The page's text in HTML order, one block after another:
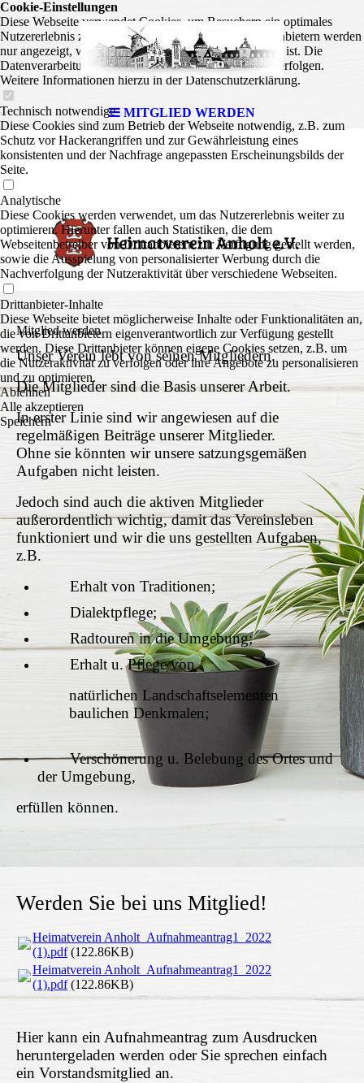
MITGLIED WERDEN
175 Jahre
Mitglied werden
Unser Verein lebt von seinen Mitgliedern.
Die Mitglieder sind die Basis unserer Arbeit.
In erster Linie sind wir angewiesen auf die
regelmäßigen Beiträge unserer Mitglieder.
Ohne sie könnten wir unsere satzungsgemäßen
Aufgaben nicht leisten.
Jedoch sind auch die aktiven Mitglieder
außerordentlich wichtig, damit das Vereinsleben
funktioniert und wir die uns gestellten Aufgaben,
z.B.
Erhalt von Traditionen;
Dialektpflege;
Radtouren in die Umgebung;
Erhalt u. Pflege von
natürlichen Landschaftselementen
baulichen Denkmalen;
Verschönerung u. Belebung des Ortes und
der Umgebung,
erfüllen können.
Werden Sie bei uns Mitglied!
Heimatverein Anholt_Aufnahmeantrag1_2022
(1).pdf(122.86KB)
Heimatverein Anholt_Aufnahmeantrag1_2022
(1).pdf(122.86KB)
Hier kann ein Aufnahmeantrag zum Ausdrucken
heruntergeladen werden oder Sie sprechen einfach
ein Vorstandsmitglied an.
Cookie-Einstellungen
Diese Webseite verwendet Cookies, um Besuchern ein optimales
Nutzererlebnis zu bieten. Bestimmte Inhalte von Drittanbietern werden
nur angezeigt, wenn die entsprechende Option aktiviert ist. Die
Datenverarbeitung kann dann auch in einem Drittland erfolgen.
Weitere Informationen hierzu in der Datenschutzerklärung.
Technisch notwendige
Diese Cookies sind zum Betrieb der Webseite notwendig, z.B. zum
Schutz vor Hackerangriffen und zur Gewährleistung eines
konsistenten und der Nachfrage angepassten Erscheinungsbilds der
Seite.
Analytische
Diese Cookies werden verwendet, um das Nutzererlebnis weiter zu
optimieren. Hierunter fallen auch Statistiken, die dem
Webseitenbetreiber von Drittanbietern zur Verfügung gestellt werden,
sowie die Ausspielung von personalisierter Werbung durch die
Nachverfolgung der Nutzeraktivität über verschiedene Webseiten.
Drittanbieter-Inhalte
Diese Webseite bietet möglicherweise Inhalte oder Funktionalitäten an,
die von Drittanbietern eigenverantwortlich zur Verfügung gestellt
werden. Diese Drittanbieter können eigene Cookies setzen, z.B. um
die Nutzeraktivität zu verfolgen oder ihre Angebote zu personalisieren
und zu optimieren.
Ablehnen
Alle akzeptieren
Speichern